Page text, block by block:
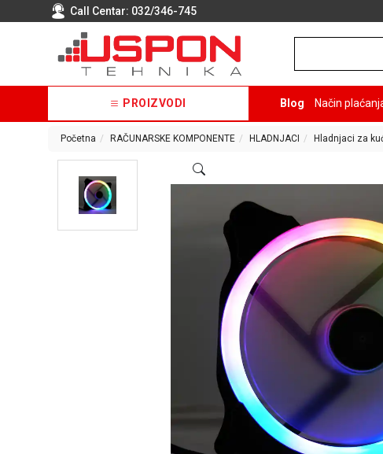
Call Centar: 032/346-745
PROIZVODI Blog Način
Početna RAČUNARSKE KOMPONENTE HLADNJACI Hladnjaci za